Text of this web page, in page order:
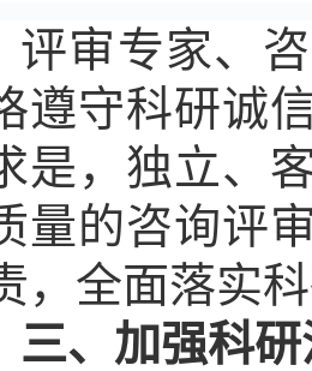
评审专家、
遵守科研诚
是，独立、
量的咨询评
，全面落实
三、加强科